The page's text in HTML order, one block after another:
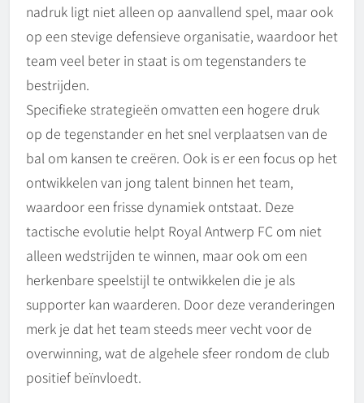
nadruk ligt niet alleen op aanvallend spel, maar ook
op een stevige defensieve organisatie, waardoor het
team veel beter in staat is om tegenstanders te
bestrijden.
Specifieke strategieën omvatten een hogere druk
op de tegenstander en het snel verplaatsen van de
bal om kansen te creëren. Ook is er een focus op het
ontwikkelen van jong talent binnen het team,
waardoor een frisse dynamiek ontstaat. Deze
tactische evolutie helpt Royal Antwerp FC om niet
alleen wedstrijden te winnen, maar ook om een
herkenbare speelstijl te ontwikkelen die je als
supporter kan waarderen. Door deze veranderingen
merk je dat het team steeds meer vecht voor de
overwinning, wat de algehele sfeer rondom de club
positief beïnvloedt.